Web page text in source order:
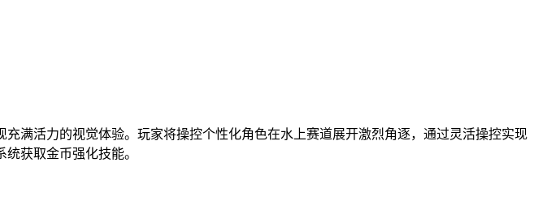
满活力的视觉体验。玩家将操控个性化角色在水上赛道展开激烈角逐，通过灵活操控实现
获取金币强化技能。